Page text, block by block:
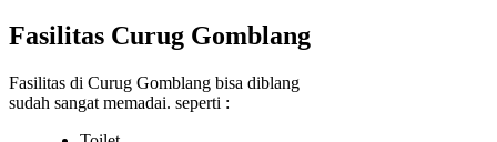
Fasilitas Curug Gomblang
Fasilitas di Curug Gomblang bisa diblang
sudah sangat memadai. seperti :